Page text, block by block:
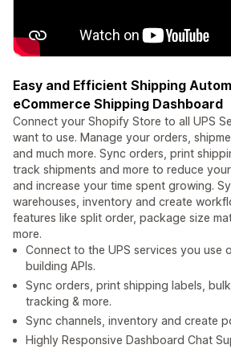
Easy and Efficient Shipping
eCommerce Shipping Dashboard
Connect your Shopify Store to all UPS
want to use. Manage your orders,
and much more. Sync orders, print
track shipments and more to reduce
and increase your time spent growing.
warehouses, inventory and create
features like split order, package size
more.
Connect to the UPS services you use
building APIs.
Sync orders, print shipping labels,
tracking & more.
Sync channels, inventory and create
Highly Responsive Dashboard Chat